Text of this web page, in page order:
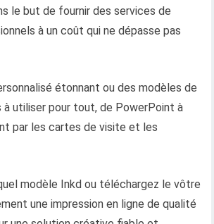
le but de fournir des services de
à un coût qui ne dépasse pas
étonnant ou des modèles de
utiliser pour tout, de PowerPoint à
par les cartes de visite et les
modèle Inkd ou téléchargez le vôtre
une impression en ligne de qualité